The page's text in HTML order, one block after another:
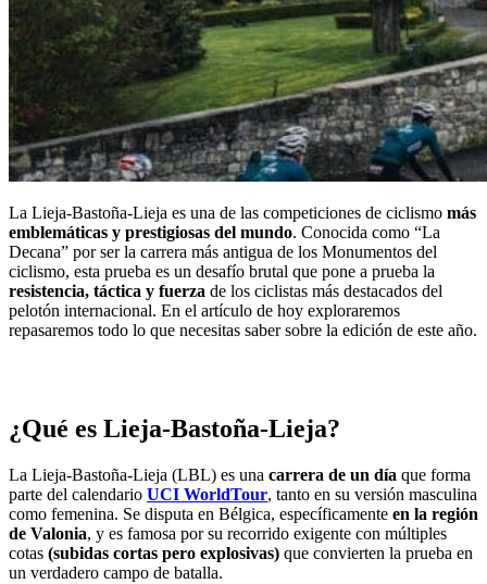
La Lieja-Bastoña-Lieja es una de las competiciones de ciclismo más
emblemáticas y prestigiosas del mundo. Conocida como “La
Decana” por ser la carrera más antigua de los Monumentos del
ciclismo, esta prueba es un desafío brutal que pone a prueba la
resistencia, táctica y fuerza de los ciclistas más destacados del
pelotón internacional. En el artículo de hoy exploraremos
repasaremos todo lo que necesitas saber sobre la edición de este año.
¿Qué es Lieja-Bastoña-Lieja?
La Lieja-Bastoña-Lieja (LBL) es una carrera de un día que forma
parte del calendario UCI WorldTour, tanto en su versión masculina
como femenina. Se disputa en Bélgica, específicamente en la región
de Valonia, y es famosa por su recorrido exigente con múltiples
cotas (subidas cortas pero explosivas) que convierten la prueba en
un verdadero campo de batalla.